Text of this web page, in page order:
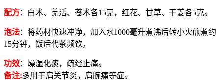
配方：白术、羌活、苍术各15克，红花、甘草、干姜各5克。
泡法：将药材快速冲净，加入水1000毫升煮沸后转小火煎煮约
15分钟，饭后代茶频饮。
功效：燥湿化痰，疏经止痛。
备注:多用于肩关节炎，肩腕痛等症。